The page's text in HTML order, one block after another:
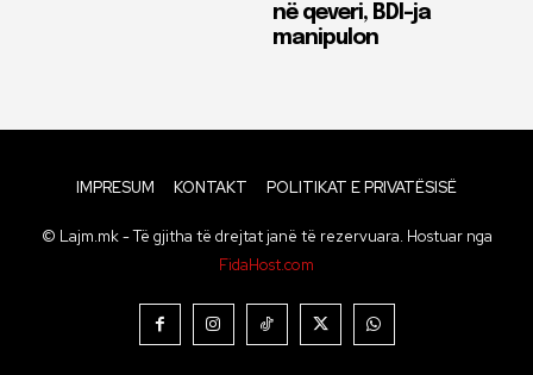
në qeveri, BDI-ja
manipulon
IMPRESUM KONTAKT POLITIKAT E PRIVATËSISË
© Lajm.mk - Të gjitha të drejtat janë të rezervuara. Hostuar nga
FidaHost.com